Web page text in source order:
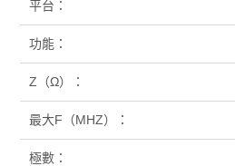
平台：
功能：
Z（Ω）：
最大F（MHZ）：
極數：